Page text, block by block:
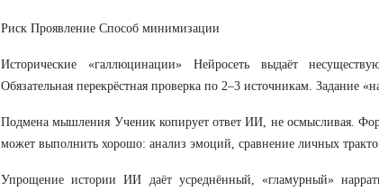
Риск Проявление Способ минимизации
Исторические «галлюцинации» Нейросеть выдаёт
Обязательная перекрёстная проверка по 2–3 источникам. Задание
Подмена мышления Ученик копирует ответ ИИ, не осмысливая.
может выполнить хорошо: анализ эмоций, сравнение личных
Упрощение истории ИИ даёт усреднённый, «гламурный»